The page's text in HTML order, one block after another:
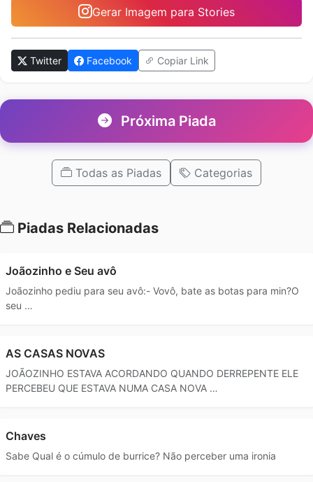
Gerar Imagem para Stories
Twitter Facebook Copiar Link
Próxima Piada
Todas as Piadas Categorias
Piadas Relacionadas
Joãozinho e Seu avô
Joãozinho pediu para seu avô:- Vovô, bate as botas para min?O
seu …
AS CASAS NOVAS
JOÃOZINHO ESTAVA ACORDANDO QUANDO DERREPENTE ELE
PERCEBEU QUE ESTAVA NUMA CASA NOVA …
Chaves
Sabe Qual é o cúmulo de burrice? Não perceber uma ironia